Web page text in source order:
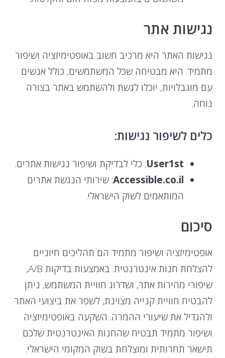
נגישות אתר
נגישות האתר היא מרכיב חשוב באופטימיזציה ושיפור
מתמיד. היא מבטיחה שכל המשתמשים, כולל אנשים
עם מוגבלויות, יוכלו לגשת ולהשתמש באתר בצורה
נוחה.
כלים לשיפור נגישות:
User1st: כלי לבדיקת ושיפור נגישות אתרים.
Accessible.co.il: שירותי הנגשת אתרים
המותאמים לשוק הישראלי.
סיכום
אופטימיזציה ושיפור מתמיד הם תהליכים חיוניים
להצלחת חנות אינטרנטית. באמצעות בדיקות A/B,
שיפורי מהירות אתר, ושדרוג חוויית המשתמש, ניתן
להבטיח חוויית קנייה מצוינת, לשפר את ביצועי האתר
ולהגדיל את שיעורי ההמרה. השקעה באופטימיזציה
ושיפור מתמיד תבטיח שהחנות האינטרנטית שלכם
תישאר תחרותית ומוצלחת בשוק המקומי הישראלי.